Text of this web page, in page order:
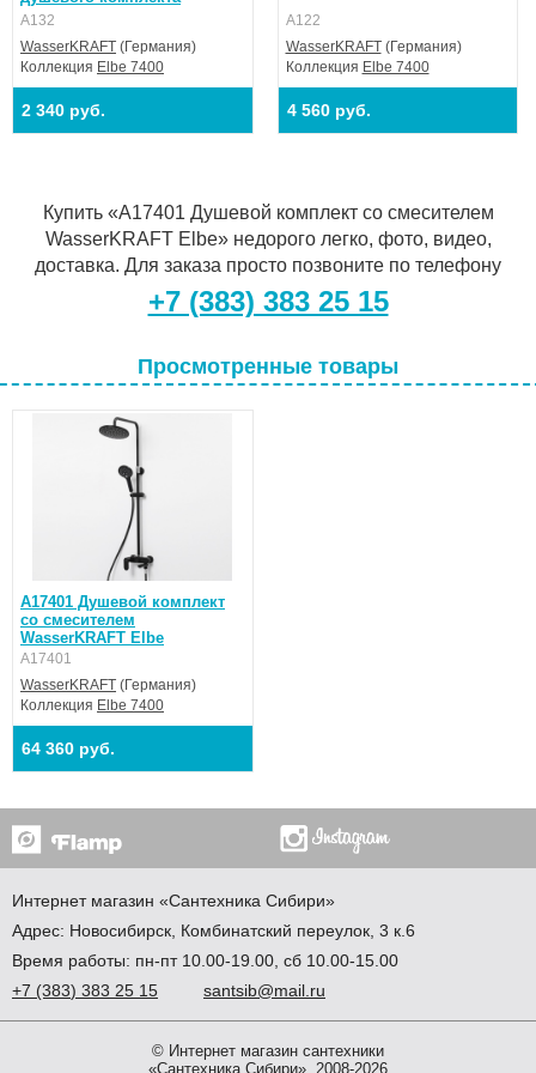
A132
WasserKRAFT (Германия)
Коллекция Elbe 7400
2 340 руб.
A122
WasserKRAFT(Германия)
Коллекция Elbe 7400
4 560 руб.
Купить «A17401 Душевой комплект со смесителем
WasserKRAFT Elbe» недорого легко, фото, видео,
доставка. Для заказа просто позвоните по телефону
+7 (383) 383 25 15
Просмотренные товары
A17401 Душевой комплект
со смесителем
WasserKRAFT Elbe
A17401
WasserKRAFT (Германия)
Коллекция Elbe 7400
64 360 руб.
Интернет магазин «Сантехника Сибири»
Адрес: Новосибирск Комбинатский переулок, 3 к.6
Время работы: пн-пт 10.00-19.00, сб 10.00-15.00
+7 (383) 383 25 15 santsib@mail.ru
© Интернет магазин сантехники
«Сантехника Сибири», 2008-2026